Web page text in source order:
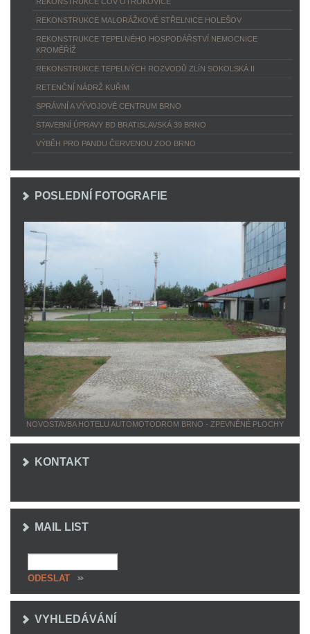
REKONSTRUKCE MALORÁŽKOVÉ STŘELNICE HOLEŠOV
REKONSTRUKCE TEPELNÉHO HOSPODÁŘSTVÍ NEMOCNICE
KROMĚŘÍŽ
REKONSTRUKCE TEPELNÝCH ROZVODŮ ZLÍN SOKOLSKÁ II
RETENČNÍ NÁDRŽ KUŘIM
SPRÁVNÍ A VÝVOJOVÉ CENTRUM BRNO
STAVEBNÍ ÚPRAVY BD BRATISLAVSKÁ 39 BRNO
VÝBĚH PRO PANDU ČERVENOU ZOO BRNO
POSLEDNÍ FOTOGRAFIE
NOVOSTAVBA HOTELU AUTOMOTODROM BRNO - ZPEVNĚNÉ PLOCHY
KONTAKT
MAIL LIST
VYHLEDÁVÁNÍ